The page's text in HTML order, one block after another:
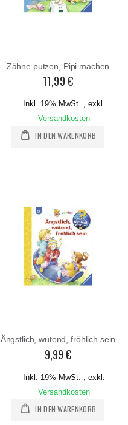
Zähne putzen, Pipi machen
11,99 €
Inkl. 19% MwSt. , exkl.
Versandkosten
IN DEN WARENKORB
Ängstlich, wütend, fröhlich sein
9,99 €
Inkl. 19% MwSt.
exkl.
Versandkosten
IN DEN WARENKORB